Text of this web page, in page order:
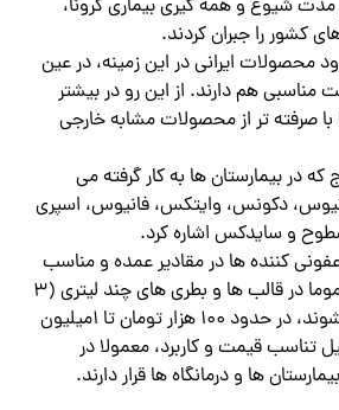
شیوع و همه گیری بیماری کرونا،
کشور را جبران کردند.
محصولات ایرانی در این زمینه، در عین
مناسبی هم دارند. از این رو در بیشتر
با صرفته تر از محصولات مشابه خارجی
که در بیمارستان ها به کار گرفته می
دکونس، وایتکس، فانیوس، اسپری
و سایدکس اشاره کرد.
کننده ها در مقادیر عمده و مناسب
برای بیمارستان ها که عموما در قالب ها و بطری های چند لیتری (۳
الی ۲۰ لیتری) عرضه میشوند، در حدود ۱۰۰ هزار تومان تا ۱میلیون
تناسب قیمت و کاربرد، معمولا در
ها و درمانگاه ها قرار دارند.